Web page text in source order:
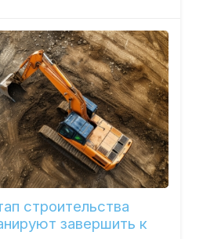
строительства
завершить к